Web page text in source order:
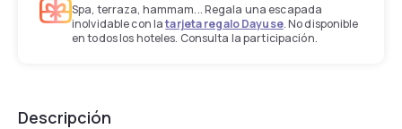
Spa, terraza, hammam... Regala una escapada
inolvidable con latarjeta regalo Dayuse. No disponible
en todos los hoteles. Consulta la participación.
Descripción